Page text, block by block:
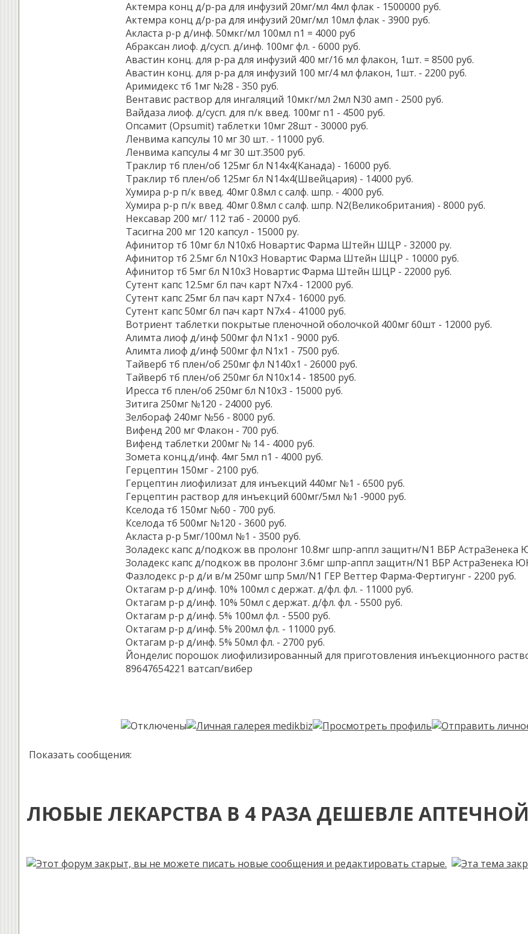
Актемра конц д/р-ра для инфузий 20мг/мл 4мл флак - 1500000 руб.
Актемра конц д/р-ра для инфузий 20мг/мл 10мл флак - 3900 руб.
Акласта р-р д/инф. 50мкг/мл 100мл n1 = 4000 руб
Абраксан лиоф. д/сусп. д/инф. 100мг фл. - 6000 руб.
Авастин конц. для р-ра для инфузий 400 мг/16 мл флакон, 1шт. = 8500 руб.
Авастин конц. для р-ра для инфузий 100 мг/4 мл флакон, 1шт. - 2200 руб.
Аримидекс тб 1мг №28 - 350 руб.
Вентавис раствор для ингаляций 10мкг/мл 2мл N30 амп - 2500 руб.
Вайдаза лиоф. д/сусп. для п/к введ. 100мг n1 - 4500 руб.
Опсамит (Opsumit) таблетки 10мг 28шт - 30000 руб.
Ленвима капсулы 10 мг 30 шт. - 11000 руб.
Ленвима капсулы 4 мг 30 шт.3500 руб.
Траклир тб плен/об 125мг бл N14x4(Канада) - 16000 руб.
Траклир тб плен/об 125мг бл N14x4(Швейцария) - 14000 руб.
Хумира р-р п/к введ. 40мг 0.8мл с салф. шпр. - 4000 руб.
Хумира р-р п/к введ. 40мг 0.8мл с салф. шпр. N2(Великобритания) - 8000 руб.
Нексавар 200 мг/ 112 таб - 20000 руб.
Тасигна 200 мг 120 капсул - 15000 ру.
Афинитор тб 10мг бл N10x6 Новартис Фарма Штейн ШЦР - 32000 ру.
Афинитор тб 2.5мг бл N10x3 Новартис Фарма Штейн ШЦР - 10000 руб.
Афинитор тб 5мг бл N10x3 Новартис Фарма Штейн ШЦР - 22000 руб.
Сутент капс 12.5мг бл пач карт N7x4 - 12000 руб.
Сутент капс 25мг бл пач карт N7x4 - 16000 руб.
Сутент капс 50мг бл пач карт N7x4 - 41000 руб.
Вотриент таблетки покрытые пленочной оболочкой 400мг 60шт - 12000 руб.
Алимта лиоф д/инф 500мг фл N1x1 - 9000 руб.
Алимта лиоф д/инф 500мг фл N1x1 - 7500 руб.
Тайверб тб плен/об 250мг фл N140x1 - 26000 руб.
Тайверб тб плен/об 250мг бл N10x14 - 18500 руб.
Иресса тб плен/об 250мг бл N10x3 - 15000 руб.
Зитига 250мг №120 - 24000 руб.
Зелбораф 240мг №56 - 8000 руб.
Вифенд 200 мг Флакон - 700 руб.
Вифенд таблетки 200мг № 14 - 4000 руб.
Зомета конц.д/инф. 4мг 5мл n1 - 4000 руб.
Герцептин 150мг - 2100 руб.
Герцептин лиофилизат для инъекций 440мг №1 - 6500 руб.
Герцептин раствор для инъекций 600мг/5мл №1 -9000 руб.
Кселода тб 150мг №60 - 700 руб.
Кселода тб 500мг №120 - 3600 руб.
Акласта р-р 5мг/100мл №1 - 3500 руб.
Золадекс капс д/подкож вв пролонг 10.8мг шпр-аппл защитн/N1 ВБР АстраЗенека
Золадекс капс д/подкож вв пролонг 3.6мг шпр-аппл защитн/N1 ВБР АстраЗенека
Фазлодекс р-р д/и в/м 250мг шпр 5мл/N1 ГЕР Веттер Фарма-Фертигунг - 2200 руб.
Октагам р-р д/инф. 10% 100мл с держат. д/фл. фл. - 11000 руб.
Октагам р-р д/инф. 10% 50мл с держат. д/фл. фл. - 5500 руб.
Октагам р-р д/инф. 5% 100мл фл. - 5500 руб.
Октагам р-р д/инф. 5% 200мл фл. - 11000 руб.
Октагам р-р д/инф. 5% 50мл фл. - 2700 руб.
Йонделис порошок лиофилизированный для приготовления инъекционного
89647654221 ватсап/вибер
Показать сообщения:
ЛЮБЫЕ ЛЕКАРСТВА В 4 РАЗА ДЕШЕВЛЕ